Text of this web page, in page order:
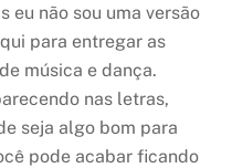
eu não sou uma versão
para entregar as
música e dança.
nas letras,
seja algo bom para
pode acabar ficando